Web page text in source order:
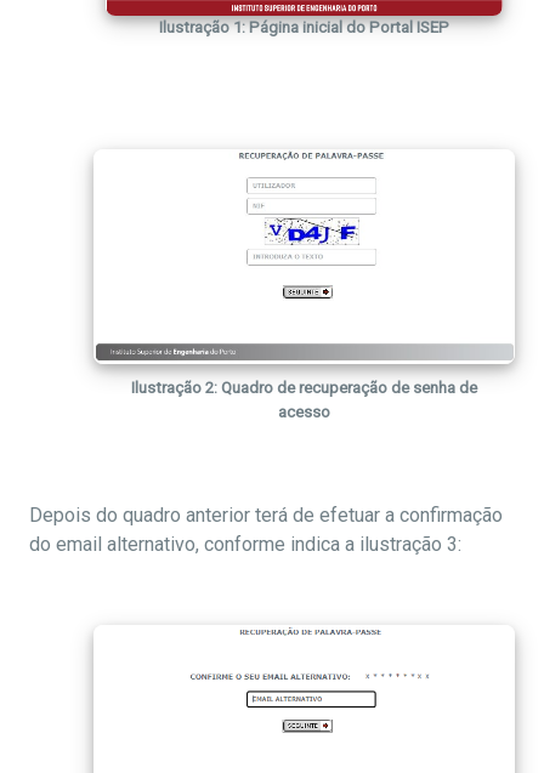
Ilustração 1: Página inicial do Portal ISEP
Ilustração 2: Quadro de recuperação de senha de
acesso
Depois do quadro anterior terá de efetuar a confirmação
do email alternativo, conforme indica a ilustração 3: